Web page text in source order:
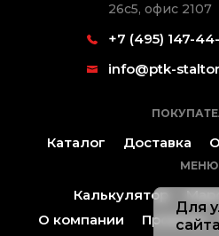
26с5, офис 2107
+7 (495) 147-
info@ptk-
Каталог Доставка
МЕНЮ
Калькулятор
О компании
Проекты
Для